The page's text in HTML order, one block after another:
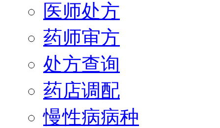
医师处方
药师审方
处方查询
药店调配
慢性病病种